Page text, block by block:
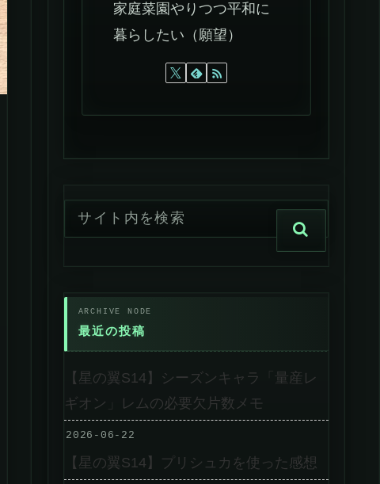
家庭菜園やりつつ平和に
暮らしたい（願望）
最近の投稿
【星の翼S14】シーズンキャラ「量産レ
ギオン」レムの必要欠片数メモ
2026-06-22
【星の翼S14】プリシュカを使った感想